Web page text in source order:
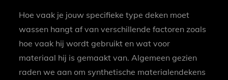
Hoe vaak je jouw specifieke type deken moet
wassen hangt af van verschillende factoren zoals
hoe vaak hij wordt gebruikt en wat voor
materiaal hij is gemaakt van. Algemeen gezien
raden we aan om synthetische materialendekens